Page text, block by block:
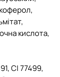
кислота,
CI 77499,